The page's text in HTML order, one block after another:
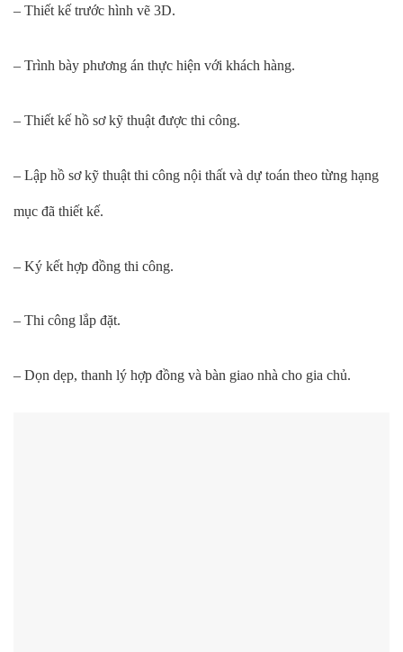
– Thiết kế trước hình vẽ 3D.
– Trình bày phương án thực hiện với khách hàng.
– Thiết kế hồ sơ kỹ thuật được thi công.
– Lập hồ sơ kỹ thuật thi công nội thất và dự toán theo từng hạng
mục đã thiết kế.
– Ký kết hợp đồng thi công.
– Thi công lắp đặt.
– Dọn dẹp, thanh lý hợp đồng và bàn giao nhà cho gia chủ.